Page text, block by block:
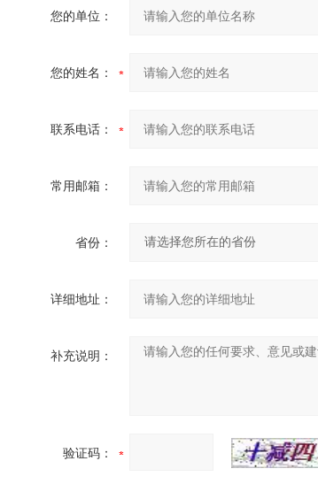
您的单位：
您的姓名：
联系电话：
常用邮箱：
省份：
详细地址：
补充说明：
验证码：